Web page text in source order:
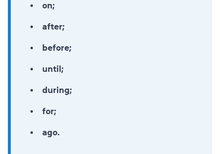
on;
after;
before;
until;
during;
for;
ago.